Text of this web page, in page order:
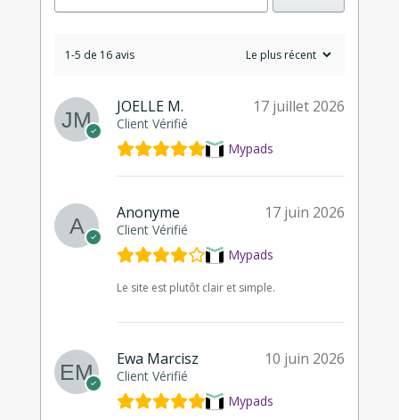
1-5 de 16 avis
JOELLE M.
Client Vérifié
17 juillet 2026
Mypads
Anonyme
Client Vérifié
17 juin 2026
Mypads
Le site est plutôt clair et simple.
Ewa Marcisz
Client Vérifié
10 juin 2026
Mypads